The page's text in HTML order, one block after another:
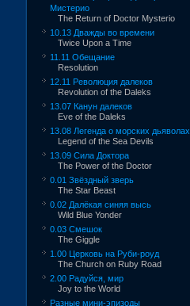
Мистерио
The Return of Doctor Mysterio
10.13 Дважды во времени
Twice Upon a Time
11.11 Обещание
Resolution
12.11 Революция далеков
Revolution of the Daleks
13.07 Канун далеков
Eve of the Daleks
13.08 Легенда о морских дьяволах
Legend of the Sea Devils
13.09 Сила Доктора
The Power of the Doctor
0.01 Звёздный зверь
The Star Beast
0.02 Далёкая синяя высь
Wild Blue Yonder
0.03 Смешок
The Giggle
1.00 Церковь на Руби-роуд
The Church on Ruby Road
2.00 Радуйся, мир
Joy to the World
Разные мини-эпизоды